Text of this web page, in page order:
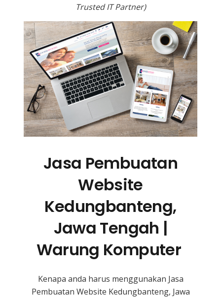
Trusted IT Partner)
Jasa Pembuatan
Website
Kedungbanteng,
Jawa Tengah |
Warung Komputer
Kenapa anda harus menggunakan Jasa
Pembuatan Website Kedungbanteng, Jawa